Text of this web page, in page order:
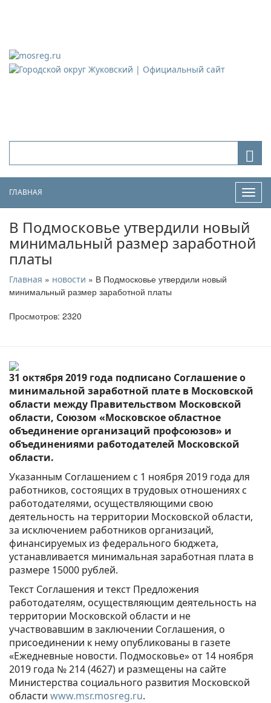
ГЛАВНАЯ
В Подмосковье утвердили новый
минимальный размер заработной
платы
Главная » новости » В Подмосковье утвердили новый
минимальный размер заработной платы
Просмотров: 2320
31 октября 2019 года подписано Соглашениео
минимальной заработной плате в Московской
области между Правительством Московской
области, Союзом «Московское областное
объединение организаций профсоюзов» и
объединениями работодателей Московской
области.
Указанным Соглашением с 1 ноября 2019 года для
работников, состоящих в трудовых отношениях с
работодателями, осуществляющими свою
деятельность на территории Московской области,
за исключением работников организаций,
финансируемых из федерального бюджета,
устанавливается минимальная заработная плата в
размере 15000 рублей.
Текст Соглашения и текст Предложения
работодателям, осуществляющим деятельность на
территории Московской области и не
участвовавшим в заключении Соглашения, о
присоединении к нему опубликованы в газете
«Ежедневные новости. Подмосковье» от 14 ноября
2019 года № 214 (4627) и размещены на сайте
Министерства социального развития Московской
области www.msr.mosreg.ru.